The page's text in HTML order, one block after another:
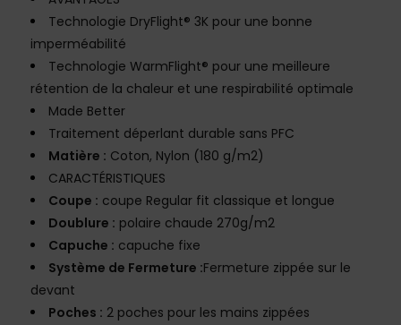
Technologie DryFlight® 3K pour une bonne
imperméabilité
Technologie WarmFlight® pour une meilleure
rétention de la chaleur et une respirabilité optimale
Made Better
Traitement déperlant durable sans PFC
Matière : Coton, Nylon (180 g/m2)
CARACTÉRISTIQUES
Coupe : coupe Regular fit classique et longue
Doublure : polaire chaude 270g/m2
Capuche : capuche fixe
Système de Fermeture :Fermeture zippée sur le
devant
Poches : 2 poches pour les mains zippées